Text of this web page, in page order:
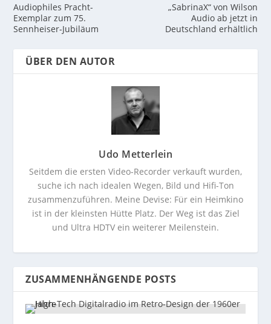
Audiophiles Pracht-
Exemplar zum 75.
Sennheiser-Jubiläum
„SabrinaX“ von Wilson
Audio ab jetzt in
Deutschland erhältlich
ÜBER DEN AUTOR
Udo Metterlein
Seitdem die ersten Video-Recorder verkauft wurden,
suche ich nach idealen Wegen, Bild und Hifi-Ton
zusammenzuführen. Meine Devise: Für ein Heimkino
ist in der kleinsten Hütte Platz. Der Weg ist das Ziel
und Ultra HDTV ein weiterer Meilenstein.
ZUSAMMENHÄNGENDE POSTS